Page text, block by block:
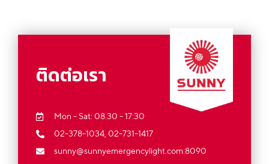
ติดต่อเรา
Mon - Sat: 08.30 - 17:30
02-378-1034, 02-731-1417
sunny@sunnyemergencylight.com:8090